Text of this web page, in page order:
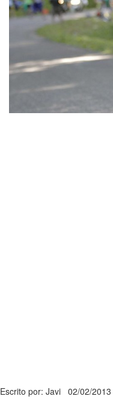
Escrito por: Javi 02/02/2013